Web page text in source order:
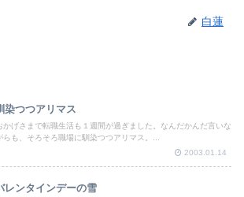
白蓮
染つつアリマス
かげさまで転職生活も１週間が過ぎました。なんだかんだ言いな
らも、そろそろ職場に馴染つつアリマス。...
2003.01.14
レンタインデーの雪